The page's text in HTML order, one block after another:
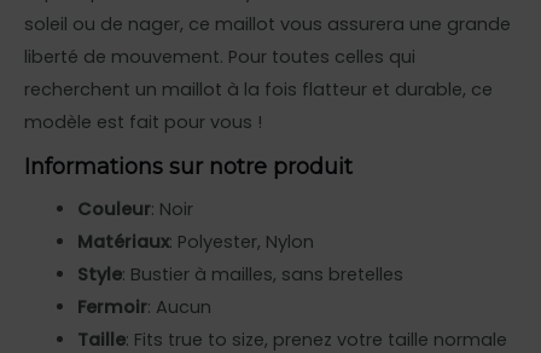
soleil ou de nager, ce maillot vous assurera une grande
liberté de mouvement. Pour toutes celles qui
recherchent un maillot à la fois flatteur et durable, ce
modèle est fait pour vous !
Informations sur notre produit
Couleur: Noir
Matériaux: Polyester, Nylon
Style: Bustier à mailles, sans bretelles
Fermoir: Aucun
Taille: Fits true to size, prenez votre taille normale